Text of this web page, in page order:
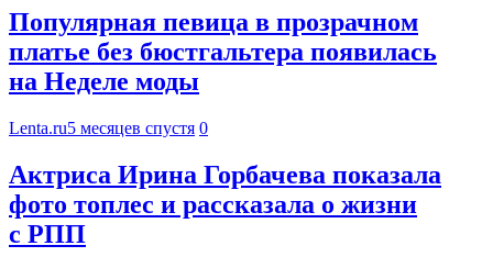
Популярная певица в прозрачном
платье без бюстгальтера появилась
на Неделе моды
Lenta.ru5 месяцев спустя 0
Актриса Ирина Горбачева показала
фото топлес и рассказала о жизни
с РПП